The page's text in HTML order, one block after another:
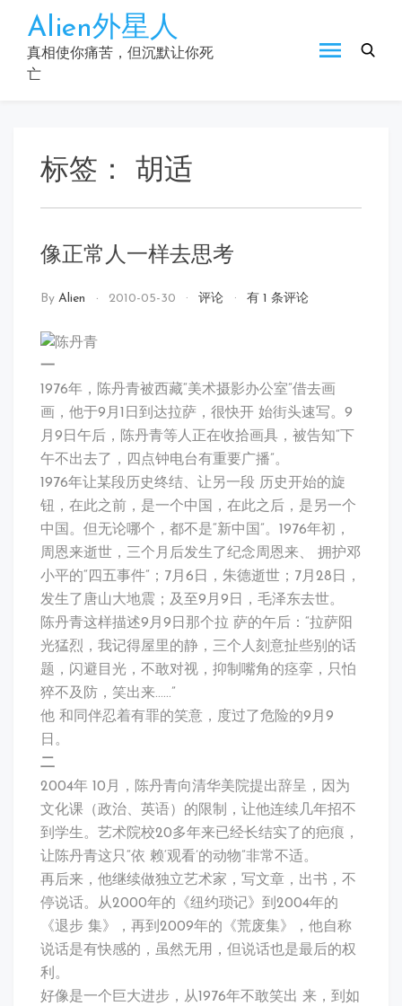
content
Alien外星人
真相使你痛苦，但沉默让你死
亡
标签： 胡适
像正常人一样去思考
By Alien 2010-05-30 评论
像
样
去
思
有 1 条评论
一
1976年，陈丹青被西藏“美术摄影办公室”借去画
画，他于9月1日到达拉萨，很快开 始街头速写。9
月9日午后，陈丹青等人正在收拾画具，被告知“下
午不出去了，四点钟电台有重要广播”。
1976年让某段历史终结、让另一段 历史开始的旋
钮，在此之前，是一个中国，在此之后，是另一个
中国。但无论哪个，都不是“新中国”。1976年初，
周恩来逝世，三个月后发生了纪念周恩来、 拥护邓
小平的“四五事件”；7月6日，朱德逝世；7月28日，
发生了唐山大地震；及至9月9日，毛泽东去世。
陈丹青这样描述9月9日那个拉 萨的午后：“拉萨阳
光猛烈，我记得屋里的静，三个人刻意扯些别的话
题，闪避目光，不敢对视，抑制嘴角的痉挛，只怕
猝不及防，笑出来……”
他 和同伴忍着有罪的笑意，度过了危险的9月9
日。
二
2004年 10月，陈丹青向清华美院提出辞呈，因为
文化课（政治、英语）的限制，让他连续几年招不
到学生。艺术院校20多年来已经长结实了的疤痕，
让陈丹青这只“依 赖‘观看’的动物”非常不适。
再后来，他继续做独立艺术家，写文章，出书，不
停说话。从2000年的《纽约琐记》到2004年的
《退步 集》，再到2009年的《荒废集》，他自称
说话是有快感的，虽然无用，但说话也是最后的权
利。
好像是一个巨大进步，从1976年不敢笑出 来，到如